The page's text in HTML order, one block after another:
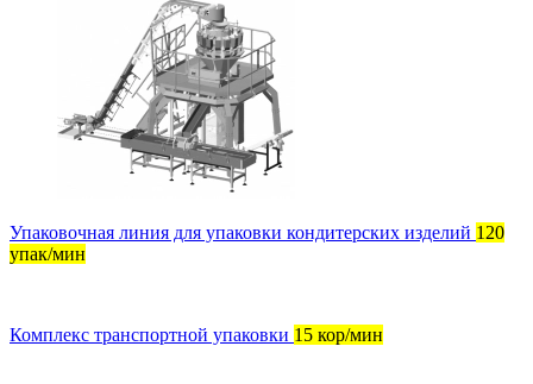
Упаковочная линия для упаковки кондитерских изделий 120
упак/мин
Комплекс транспортной упаковки 15 кор/мин